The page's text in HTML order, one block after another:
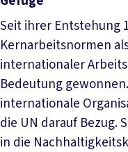
Seit ihrer Entstehung
Kernarbeitsnormen
internationaler
Bedeutung
internationale
die UN darauf Bezug.
in die